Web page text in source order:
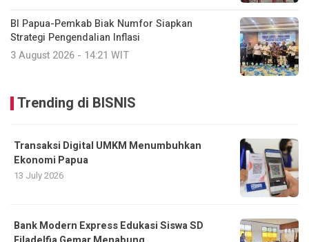
BI Papua-Pemkab Biak Numfor Siapkan
Strategi Pengendalian Inflasi
3 August 2026 - 14:21 WIT
Trending di BISNIS
Transaksi Digital UMKM Menumbuhkan
Ekonomi Papua
13 July 2026
Bank Modern Express Edukasi Siswa SD